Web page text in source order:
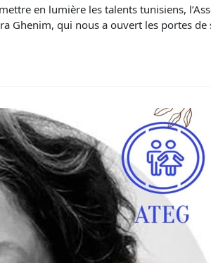
en lumière les talents tunisiens,
Ghenim, qui nous a ouvert les portes